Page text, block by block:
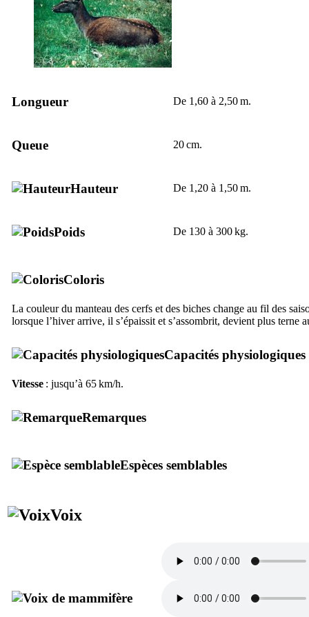
Longueur De 1,60 à 2,50 m.
Queue 20 cm.
Hauteur De 1,20 à 1,50 m.
Poids De 130 à 300 kg.
Coloris
La couleur du manteau des cerfs et des biches change au fil des
lorsque l’hiver arrive, il s’épaissit et s’assombrit, devient plus terne
Capacités physiologiques
Vitesse : jusqu’à 65 km/h.
Remarques
Espèces semblables
Voix